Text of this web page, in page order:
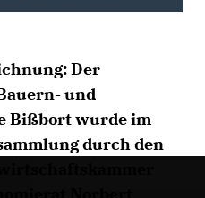
Der
und
Bißbort wurde im
durch den